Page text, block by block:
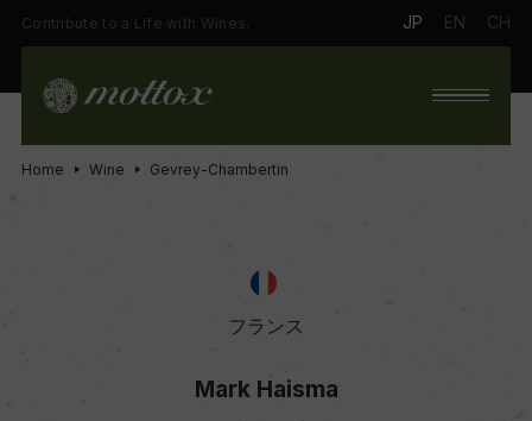
Contribute to a Life with Wines. JP EN CH
Home Wine Gevrey-Chambertin
フランス
Mark Haisma